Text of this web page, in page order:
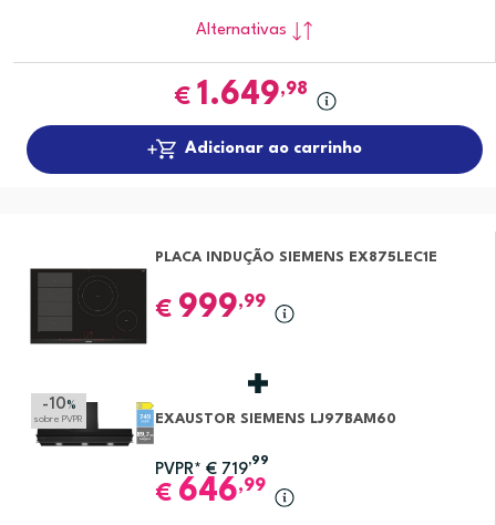
Alternativas
€ 1.649,98
Adicionar ao carrinho
PLACA INDUÇÃO SIEMENS EX875LEC1E
€ 999,99
-10 %
sobre PVPR EXAUSTOR SIEMENS LJ97BAM60
PVPR* € 719
,99
€ 646,99